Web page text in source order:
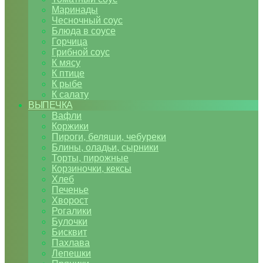
Маринады
Чесночный соус
Блюда в соусе
Горчица
Грибной соус
К мясу
К птице
К рыбе
К салату
ВЫПЕЧКА
Вафли
Коржики
Пироги, беляши, чебуреки
Блины, оладьи, сырники
Торты, пирожные
Корзиночки, кексы
Хлеб
Печенье
Хворост
Рогалики
Булочки
Бисквит
Пахлава
Лепешки